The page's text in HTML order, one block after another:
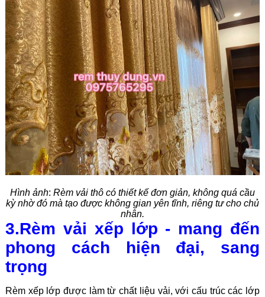
Hình ảnh: Rèm vải thô có thiết kế đơn giản, không quá cầu
kỳ nhờ đó mà tạo được không gian yên tĩnh, riêng tư cho chủ
nhân.
3.Rèm vải xếp lớp - mang đến
phong cách hiện đại, sang
trọng
Rèm xếp lớp được làm từ chất liệu vải, với cấu trúc các lớp